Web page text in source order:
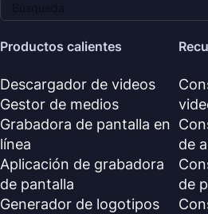
Productos calientes
Descargador de videos
Gestor de medios
Grabadora de pantalla en
línea
Aplicación de grabadora
de pantalla
Generador de logotipos
de
de